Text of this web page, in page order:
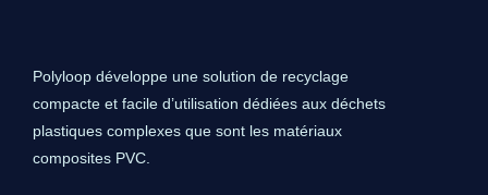
Polyloop développe une solution de recyclage
compacte et facile d’utilisation dédiées aux déchets
plastiques complexes que sont les matériaux
composites PVC.